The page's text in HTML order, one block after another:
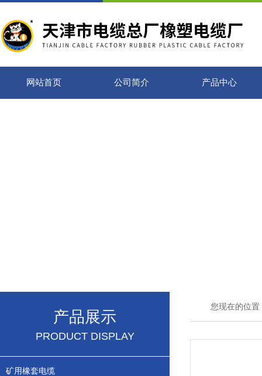
网站首页 公司简介 产品中心
产品展示
PRODUCT DISPLAY
矿用橡套电缆
您现在的位置